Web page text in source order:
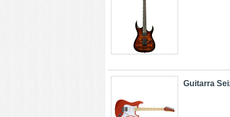
Guitarra